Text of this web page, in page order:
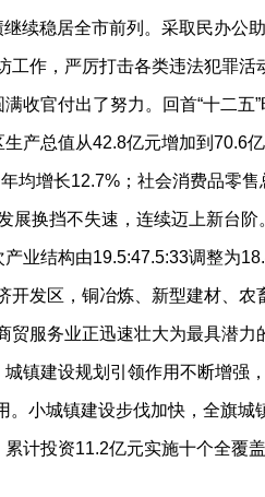
续稳居全市前列。采取民办公
作，严厉打击各类违法犯罪活
收官付出了努力。回首“十二五”
产总值从42.8亿元增加到70.6
均增长12.7%；社会消费品零
换挡不失速，连续迈上新台阶
结构由19.5:47.5:33调整为
发区，铜冶炼、新型建材、
服务业正迅速壮大为最具潜力
镇建设规划引领作用不断增强
小城镇建设步伐加快，全旗
计投资11.2亿元实施十个全覆